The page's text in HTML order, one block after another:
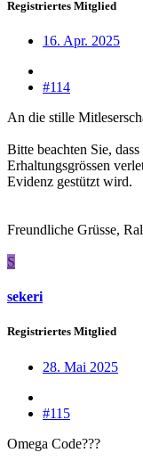
Registriertes Mitglied
16. Apr. 2025
#114
An die stille
Bitte beachten Sie,
Erhaltungsgrössen
Evidenz gestützt wird.
Freundliche Grüsse,
S
sekeri
Registriertes Mitglied
28. Mai 2025
#115
Omega Code???